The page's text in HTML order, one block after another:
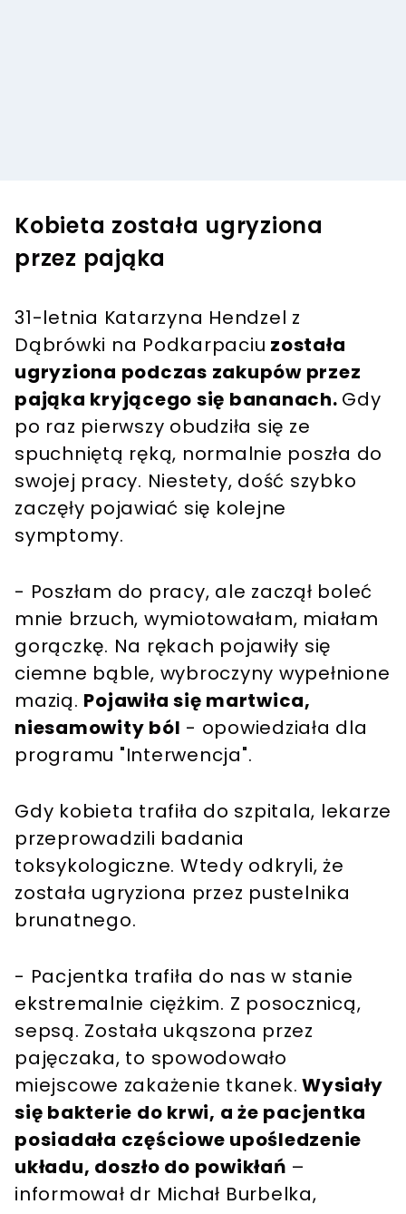
Kobieta została ugryziona
przez pająka
31-letnia Katarzyna Hendzel z
Dąbrówki na Podkarpaciu została
ugryziona podczas zakupów przez
pająka kryjącego się bananach. Gdy
po raz pierwszy obudziła się ze
spuchniętą ręką, normalnie poszła do
swojej pracy. Niestety, dość szybko
zaczęły pojawiać się kolejne
symptomy.
- Poszłam do pracy, ale zaczął boleć
mnie brzuch, wymiotowałam, miałam
gorączkę. Na rękach pojawiły się
ciemne bąble, wybroczyny wypełnione
mazią. Pojawiła się martwica,
niesamowity ból - opowiedziała dla
programu "Interwencja".
Gdy kobieta trafiła do szpitala, lekarze
przeprowadzili badania
toksykologiczne. Wtedy odkryli, że
została ugryziona przez pustelnika
brunatnego.
- Pacjentka trafiła do nas w stanie
ekstremalnie ciężkim. Z posocznicą,
sepsą. Została ukąszona przez
pajęczaka, to spowodowało
miejscowe zakażenie tkanek. Wysiały
się bakterie do krwi, a że pacjentka
posiadała częściowe upośledzenie
układu, doszło do powikłań –
informował dr Michał Burbelka,